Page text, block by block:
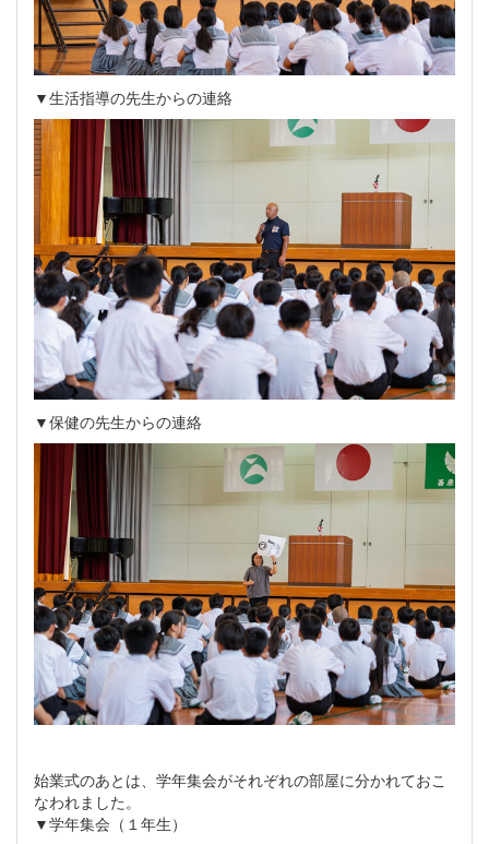
▼生活指導の先生からの連絡
▼保健の先生からの連絡
始業式のあとは、学年集会がそれぞれの部屋に分かれておこ
なわれました。
▼学年集会（１年生）